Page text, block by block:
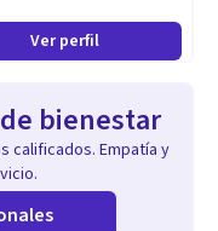
Ver perfil
bienestar
calificados. Empatía y